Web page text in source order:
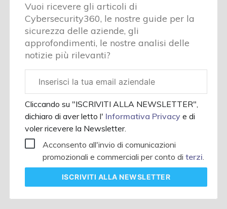
Vuoi ricevere gli articoli di
Cybersecurity360, le nostre guide per la
sicurezza delle aziende, gli
approfondimenti, le nostre analisi delle
notizie più rilevanti?
aziendale
Cliccando su "ISCRIVITI ALLA NEWSLETTER",
dichiaro di aver letto l' Informativa Privacye di
voler ricevere la Newsletter.
Acconsento all'invio di comunicazioni
promozionali e commerciali per conto diterzi.
ISCRIVITI ALLA NEWSLETTER